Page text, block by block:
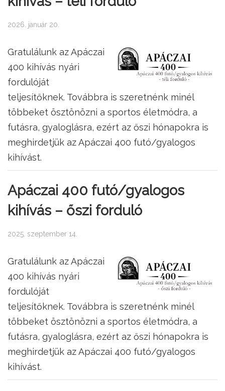
2026. január 20.
Gratulálunk az Apáczai
400 kihívás nyári
fordulóját
teljesítőknek. Továbbra is szeretnénk minél
többeket ösztönözni a sportos életmódra, a
futásra, gyaloglásra, ezért az őszi hónapokra is
meghirdetjük az Apáczai 400 futó/gyalogos
kihívást.
Apáczai 400 futó/gyalogos
kihívás – őszi forduló
2025. szeptember 14.
Gratulálunk az Apáczai
400 kihívás nyári
fordulóját
teljesítőknek. Továbbra is szeretnénk minél
többeket ösztönözni a sportos életmódra, a
futásra, gyaloglásra, ezért az őszi hónapokra is
meghirdetjük az Apáczai 400 futó/gyalogos
kihívást.